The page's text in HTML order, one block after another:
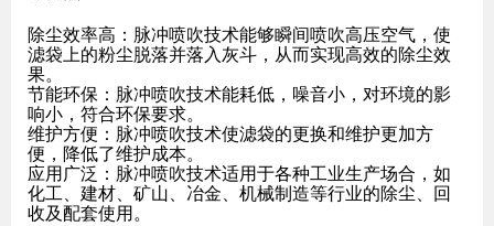
除尘效率高：脉冲喷吹技术能够瞬间喷吹高压空气，使
滤袋上的粉尘脱落并落入灰斗，从而实现高效的除尘效
果。
节能环保：脉冲喷吹技术能耗低，噪音小，对环境的影
响小，符合环保要求。
维护方便：脉冲喷吹技术使滤袋的更换和维护更加方
便，降低了维护成本。
应用广泛：脉冲喷吹技术适用于各种工业生产场合，如
化工、建材、矿山、冶金、机械制造等行业的除尘、回
收及配套使用。